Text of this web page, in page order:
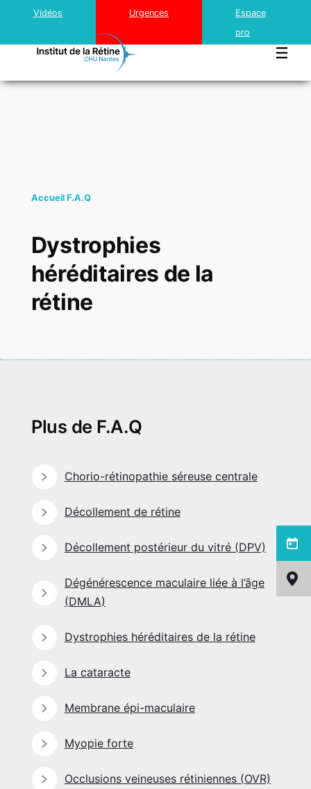
Aller au contenu principal
Traitements innovants
Cataracte
Actualités
latéral
Vidéos Urgences
Espace
pro
Accueil F.A.Q
Dystrophies
héréditaires de la
rétine
Plus de F.A.Q
Chorio-rétinopathie séreuse centrale
Décollement de rétine
Décollement postérieur du vitré (DPV)
Dégénérescence maculaire liée à l’âge
(DMLA)
Dystrophies héréditaires de la rétine
La cataracte
Membrane épi-maculaire
Myopie forte
Occlusions veineuses rétiniennes (OVR)